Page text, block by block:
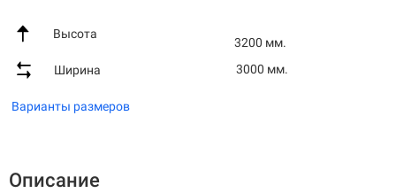
Высота
3200 мм.
Ширина
3000 мм.
Варианты размеров
Описание